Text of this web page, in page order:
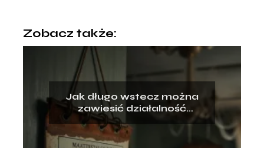
Zobacz także:
Jak długo wstecz można
zawiesić działalność
gospodarczą